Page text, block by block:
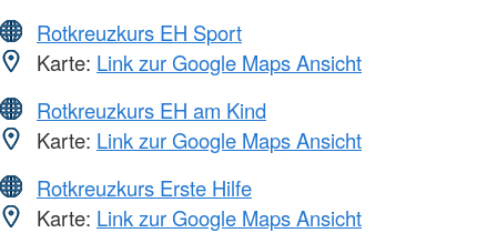
Rotkreuzkurs EH Sport
Karte: Link zur Google Maps Ansicht
Rotkreuzkurs EH am Kind
Karte: Link zur Google Maps Ansicht
Rotkreuzkurs Erste Hilfe
Karte: Link zur Google Maps Ansicht